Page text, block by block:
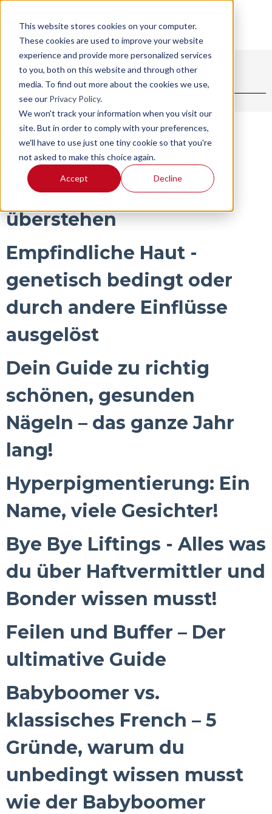
This website stores cookies on your computer.
These cookies are used to improve your website
experience and provide more personalized services
to you, both on this website and through other
media. To find out more about the cookies we use,
see our Privacy Policy.
We won't track your information when you visit our
site. But in order to comply with your preferences,
we'll have to use just one tiny cookie so that you're
not asked to make this choice again.
Accept Decline
BLOG SHOP
Vajacials mit YONA
Wie Sie die
Übergangsphase
überstehen
Empfindliche Haut -
genetisch bedingt oder
durch andere Einflüsse
ausgelöst
Dein Guide zu richtig
schönen, gesunden
Nägeln – das ganze Jahr
lang!
Hyperpigmentierung: Ein
Name, viele Gesichter!
Bye Bye Liftings - Alles was
du über Haftvermittler und
Bonder wissen musst!
Feilen und Buffer – Der
ultimative Guide
Babyboomer vs.
klassisches French – 5
Gründe, warum du
unbedingt wissen musst
wie der Babyboomer